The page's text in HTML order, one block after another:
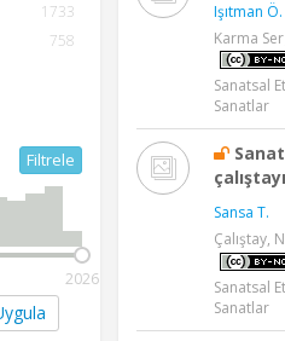
1733
758
Filtrele
2026
Işıtman Ö.
Karma
Sanatsal
Sanatlar
çalıştayı
Sansa T.
Çalıştay,
Sanatsal
Sanatlar